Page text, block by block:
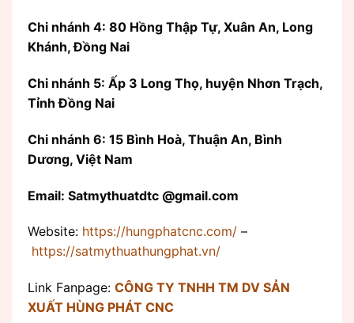
Chi nhánh 4: 80 Hồng Thập Tự, Xuân An, Long
Khánh, Đồng Nai
Chi nhánh 5: Ấp 3 Long Thọ, huyện Nhơn Trạch,
Tỉnh Đồng Nai
Chi nhánh 6: 15 Bình Hoà, Thuận An, Bình
Dương, Việt Nam
Email: Satmythuatdtc @gmail.com
Website: https://hungphatcnc.com/ –
https://satmythuathungphat.vn/
Link Fanpage: CÔNG TY TNHH TM DV SẢN
XUẤT HÙNG PHÁT CNC